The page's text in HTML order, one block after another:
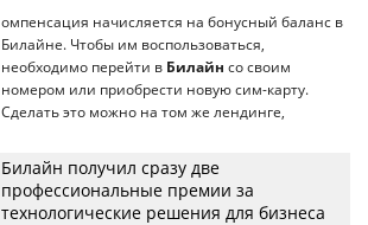
омпенсация начисляется на бонусный баланс в
Билайне. Чтобы им воспользоваться,
необходимо перейти в Билайн со своим
номером или приобрести новую сим-карту.
Сделать это можно на том же лендинге,
Билайн получил сразу две
профессиональные премии за
технологические решения для бизнеса